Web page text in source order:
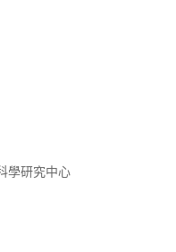
學研究中心